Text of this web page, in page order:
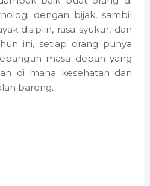
dengan bijak, sambil
disiplin, rasa syukur, dan
ini, setiap orang punya
masa depan yang
di mana kesehatan dan
bareng.